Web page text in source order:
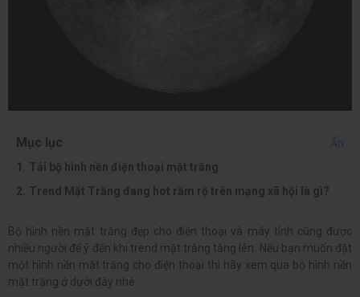
Mục lục
Ẩn
Tải bộ hình nền điện thoại mặt trăng
Trend Mặt Trăng đang hot rầm rộ trên mạng xã hội là gì?
Bộ hình nền mặt trăng đẹp cho điện thoại và máy tính cũng được
nhiều người để ý đến khi trend mặt trăng tăng lên. Nếu bạn muốn đặt
một hình nền mặt trăng cho điện thoại thì hãy xem qua bộ hình nền
mặt trăng ở dưới đây nhé.